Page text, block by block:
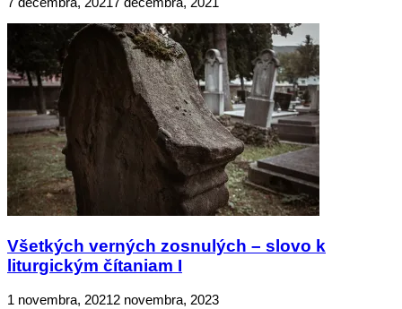
Všetkých verných zosnulých – slovo k
liturgickým čítaniam I
1 novembra, 20212 novembra, 2023